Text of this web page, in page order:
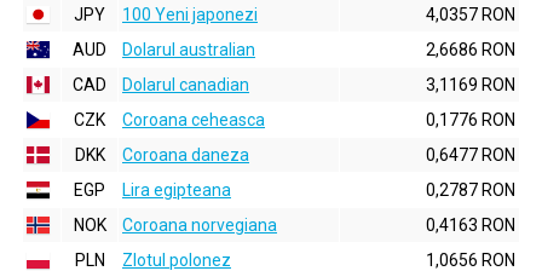
JPY
100 Yeni japonezi
4,0357 RON
AUD
Dolarul australian
2,6686 RON
CAD
Dolarul canadian
3,1169 RON
CZK
Coroana ceheasca
0,1776 RON
DKK
Coroana daneza
0,6477 RON
EGP
Lira egipteana
0,2787 RON
NOK
Coroana norvegiana
0,4163 RON
PLN
Zlotul polonez
1,0656 RON